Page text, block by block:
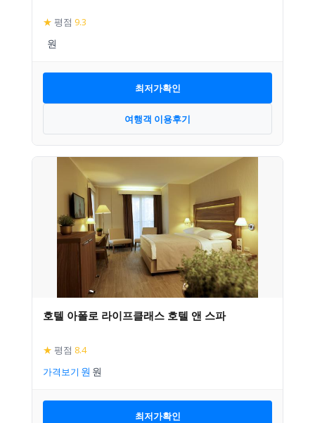
★ 평점 9.3
최저가확인
여행객 이용후기
호텔 아폴로 라이프클래스 호텔 앤 스파
★ 평점 8.4
가격보기
최저가확인